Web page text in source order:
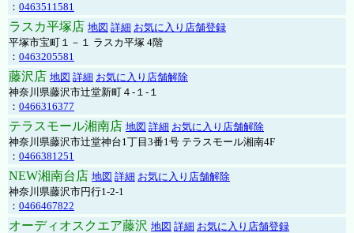
： 0463511581
ラスカ平塚店 地図 詳細 お気に入り店舗登録
平塚市宝町１－１ ラスカ平塚 4階
： 0463205581
藤沢店 地図 詳細 お気に入り店舗解除
神奈川県藤沢市辻堂新町４-１-１
： 0466316377
テラスモール湘南店 地図 詳細 お気に入り店舗解除
神奈川県藤沢市辻堂神台1丁目3番1号 テラスモール湘南4F
： 0466381251
NEW湘南台店 地図 詳細 お気に入り店舗解除
神奈川県藤沢市円行1-2-1
： 0466467822
オーディオスクエア藤沢 地図 詳細 お気に入り店舗登録